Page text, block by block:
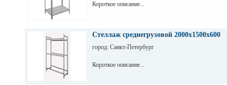
Короткое описание...
Стеллаж среднегрузовой 2000х1500х600
город: Санкт-Петербург
Короткое описание...